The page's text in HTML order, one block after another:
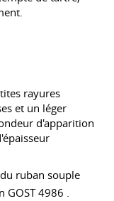
rayures
et un léger
d'apparition
ruban souple
GOST 4986 .